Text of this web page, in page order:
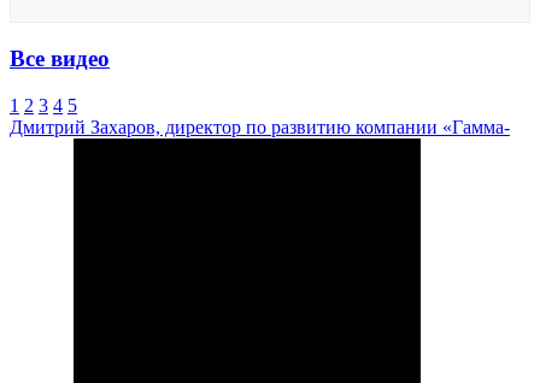
Все видео
1 2 3 4 5
Дмитрий Захаров, директор по развитию компании «Гамма-